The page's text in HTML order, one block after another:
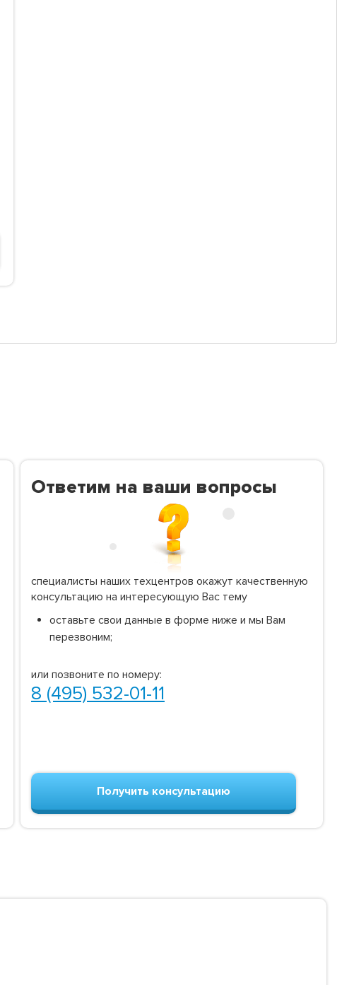
Ответим на ваши вопросы
специалисты наших техцентров окажут качественную
консультацию на интересующую Вас тему
оставьте свои данные в форме ниже и мы Вам
перезвоним;
или позвоните по номеру:
8 (495) 532-01-11
Получить консультацию